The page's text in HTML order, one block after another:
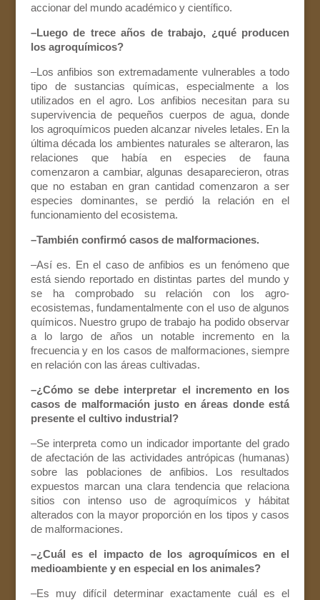
accionar del mundo académico y científico.
–Luego de trece años de trabajo, ¿qué producen
los agroquímicos?
–Los anfibios son extremadamente vulnerables a todo
tipo de sustancias químicas, especialmente a los
utilizados en el agro. Los anfibios necesitan para su
supervivencia de pequeños cuerpos de agua, donde
los agroquímicos pueden alcanzar niveles letales. En la
última década los ambientes naturales se alteraron, las
relaciones que había en especies de fauna
comenzaron a cambiar, algunas desaparecieron, otras
que no estaban en gran cantidad comenzaron a ser
especies dominantes, se perdió la relación en el
funcionamiento del ecosistema.
–También confirmó casos de malformaciones.
–Así es. En el caso de anfibios es un fenómeno que
está siendo reportado en distintas partes del mundo y
se ha comprobado su relación con los agro-
ecosistemas, fundamentalmente con el uso de algunos
químicos. Nuestro grupo de trabajo ha podido observar
a lo largo de años un notable incremento en la
frecuencia y en los casos de malformaciones, siempre
en relación con las áreas cultivadas.
–¿Cómo se debe interpretar el incremento en los
casos de malformación justo en áreas donde está
presente el cultivo industrial?
–Se interpreta como un indicador importante del grado
de afectación de las actividades antrópicas (humanas)
sobre las poblaciones de anfibios. Los resultados
expuestos marcan una clara tendencia que relaciona
sitios con intenso uso de agroquímicos y hábitat
alterados con la mayor proporción en los tipos y casos
de malformaciones.
–¿Cuál es el impacto de los agroquímicos en el
medioambiente y en especial en los animales?
–Es muy difícil determinar exactamente cuál es el